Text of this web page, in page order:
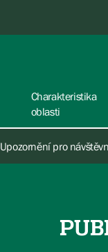
Upozornění pro
Charakteristika
oblasti